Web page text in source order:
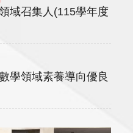
域召集人(115學年度
學領域素養導向優良